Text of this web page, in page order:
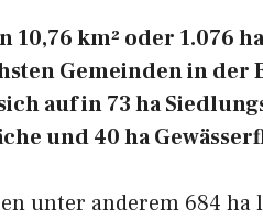
10,76 km² oder 1.076
Gemeinden in
auf in 73 ha
und 40 ha
unter anderem 684